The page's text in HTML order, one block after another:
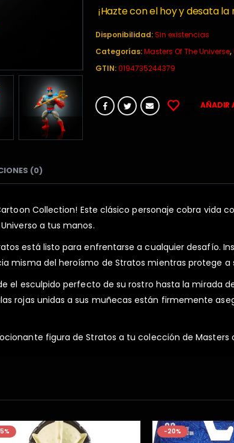
¡Hazte con el hoy y desata
Disponibilidad:Sin existencias
Categorías:Masters Of The Universe,
GTIN:0194735244379
AÑADIR
(0)
Collection! Este clásico personaje cobra
a tus manos.
está listo para enfrentarse a cualquier desafío.
misma del heroísmo de Stratos mientras protege a
el esculpido perfecto de su rostro hasta la mirada
rojas unidas a sus muñecas están firmemente
figura de Stratos a tu colección de Masters